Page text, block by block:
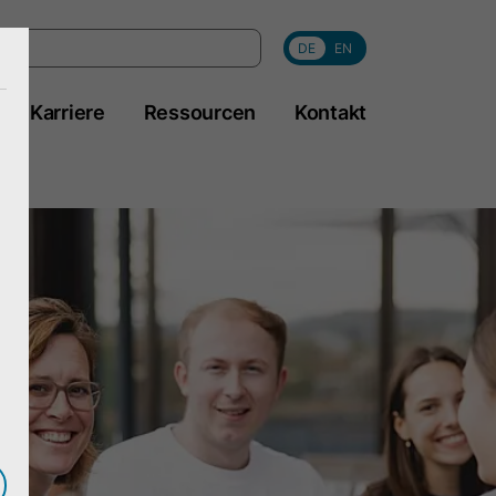
DE EN
Karriere Ressourcen Kontakt